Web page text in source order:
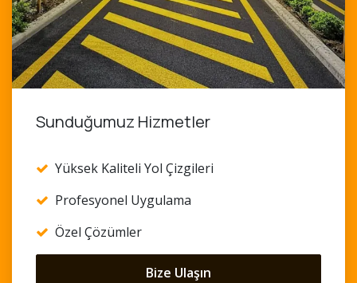
Sunduğumuz Hizmetler
Yüksek Kaliteli Yol Çizgileri
Profesyonel Uygulama
Özel Çözümler
Bize Ulaşın